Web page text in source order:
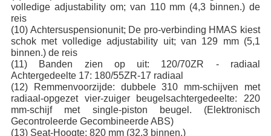
volledige adjustability om; van 110 mm (4,3 binnen.) de
reis
(10) Achtersuspensionunit; De pro-verbinding HMAS kiest
schok met volledige adjustability uit; van 129 mm (5,1
binnen.) de reis
(11) Banden zien op uit: 120/70ZR - radiaal
Achtergedeelte 17: 180/55ZR-17 radiaal
(12) Remmenvoorzijde: dubbele 310 mm-schijven met
radiaal-opgezet vier-zuiger beugelsachtergedeelte: 220
mm-schijf met single-piston beugel. (Elektronisch
Gecontroleerde Gecombineerde ABS)
(13) Seat-Hoogte; 820 mm (32,3 binnen.)